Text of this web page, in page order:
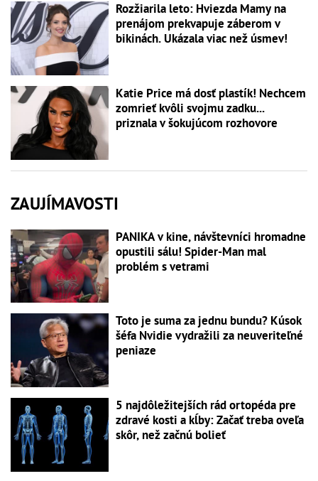
Rozžiarila leto: Hviezda Mamy na
prenájom prekvapuje záberom v
bikinách. Ukázala viac než úsmev!
Katie Price má dosť plastík! Nechcem
zomrieť kvôli svojmu zadku...
priznala v šokujúcom rozhovore
ZAUJÍMAVOSTI
PANIKA v kine, návštevníci hromadne
opustili sálu! Spider-Man mal
problém s vetrami
Toto je suma za jednu bundu? Kúsok
šéfa Nvidie vydražili za neuveriteľné
peniaze
5 najdôležitejších rád ortopéda pre
zdravé kosti a kĺby: Začať treba oveľa
skôr, než začnú bolieť